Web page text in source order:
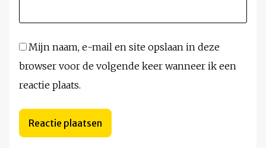
Mijn naam, e-mail en site opslaan in deze
browser voor de volgende keer wanneer ik een
reactie plaats.